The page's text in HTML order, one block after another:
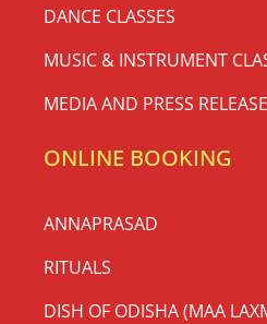
DANCE CLASSES
MUSIC & INSTRUMENT
MEDIA AND PRESS RELEASE
ONLINE BOOKING
ANNAPRASAD
RITUALS
DISH OF ODISHA (MAA